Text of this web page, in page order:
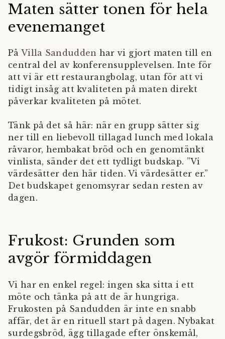
Maten sätter tonen för hela
evenemanget
På Villa Sandudden har vi gjort maten till en
central del av konferensupplevelsen. Inte för
att vi är ett restaurangbolag, utan för att vi
tidigt insåg att kvaliteten på maten direkt
påverkar kvaliteten på mötet.
Tänk på det så här: när en grupp sätter sig
ner till en liebevoll tillagad lunch med lokala
råvaror, hembakat bröd och en genomtänkt
vinlista, sänder det ett tydligt budskap. ”Vi
värdesätter den här tiden. Vi värdesätter er.”
Det budskapet genomsyrar sedan resten av
dagen.
Frukost: Grunden som
avgör förmiddagen
Vi har en enkel regel: ingen ska sitta i ett
möte och tänka på att de är hungriga.
Frukosten på Sandudden är inte en snabb
affär, det är en rituell start på dagen. Nybakat
surdegsbröd, ägg tillagade efter önskemål,